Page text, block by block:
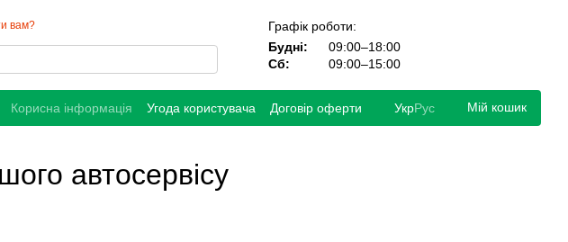
вам?
Графік роботи:
Будні:
09:00–18:00
Сб:
09:00–15:00
Корисна інформація Угода користувача Договір оферти УкрРус Мій кошик
автосервісу